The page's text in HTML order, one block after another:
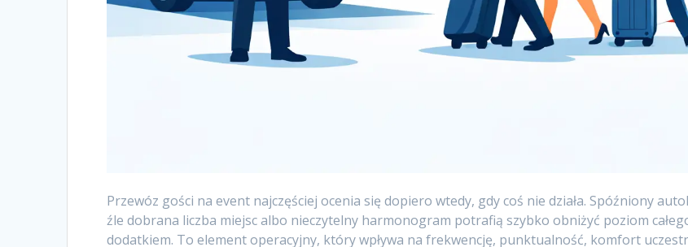
Przewóz gości na event najczęściej ocenia się dopiero wtedy, gdy coś nie działa. Spóźniony
źle dobrana liczba miejsc albo nieczytelny harmonogram potrafią szybko obniżyć poziom
dodatkiem. To element operacyjny, który wpływa na frekwencję, punktualność, komfort